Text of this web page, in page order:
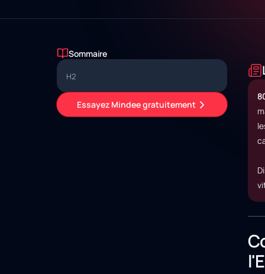
Sommaire
H2
Essayez Mindee gratuitement